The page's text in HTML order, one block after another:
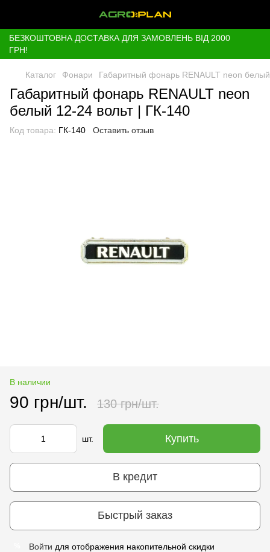
БЕЗКОШТОВНА ДОСТАВКА ДЛЯ ЗАМОВЛЕНЬ ВІД 2000
ГРН!
Каталог Фонари Габаритный фонарь RENAULT neon
Габаритный фонарь RENAULT neon
белый 12-24 вольт | ГК-140
Код товара: ГК-140 Оставить отзыв
В наличии
90 грн/шт. 130 грн/шт.
шт. Купить
В кредит
Быстрый заказ
Войти для отображения накопительной скидки